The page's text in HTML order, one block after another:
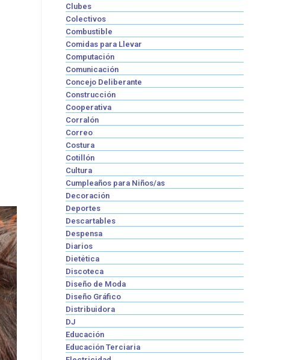
Clubes
Colectivos
Combustible
Comidas para Llevar
Computación
Comunicación
Concejo Deliberante
Construcción
Cooperativa
Corralón
Correo
Costura
Cotillón
Cultura
Cumpleaños para Niños/as
Decoración
Deportes
Descartables
Despensa
Diarios
Dietética
Discoteca
Diseño de Moda
Diseño Gráfico
Distribuidora
DJ
Educación
Educación Terciaria